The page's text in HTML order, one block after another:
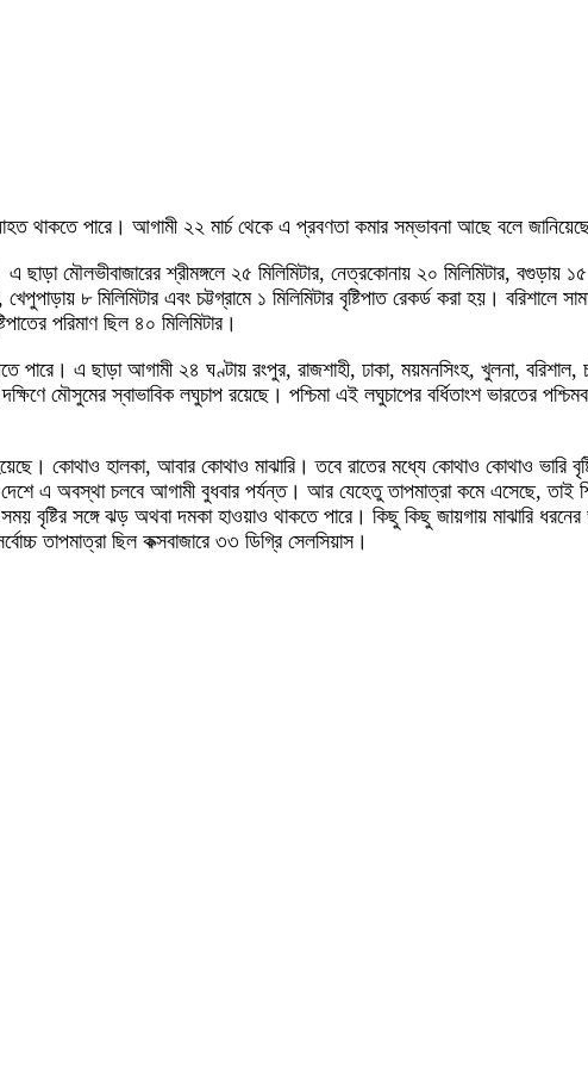
থাকতে পারে। আগামী ২২ মার্চ থেকে এ প্রবণতা কমার সম্ভাবনা আছে বলে
মৌলভীবাজারের শ্রীমঙ্গলে ২৫ মিলিমিটার, নেত্রকোনায় ২০ মিলিমিটার, বগুড়ায় ১৫
৮ মিলিমিটার এবং চট্টগ্রামে ১ মিলিমিটার বৃষ্টিপাত রেকর্ড করা হয়। বরিশালে
পরিমাণ ছিল ৪০ মিলিমিটার।
পারে। এ ছাড়া আগামী ২৪ ঘণ্টায় রংপুর, রাজশাহী, ঢাকা, ময়মনসিংহ, খুলনা, বরিশাল,
মৌসুমের স্বাভাবিক লঘুচাপ রয়েছে। পশ্চিমা এই লঘুচাপের বর্ধিতাংশ ভারতের
কোথাও হালকা, আবার কোথাও মাঝারি। তবে রাতের মধ্যে কোথাও কোথাও ভারি
এ অবস্থা চলবে আগামী বুধবার পর্যন্ত। আর যেহেতু তাপমাত্রা কমে এসেছে, তাই
সঙ্গে ঝড় অথবা দমকা হাওয়াও থাকতে পারে। কিছু কিছু জায়গায় মাঝারি ধরনের
তাপমাত্রা ছিল কক্সবাজারে ৩৩ ডিগ্রি সেলসিয়াস।